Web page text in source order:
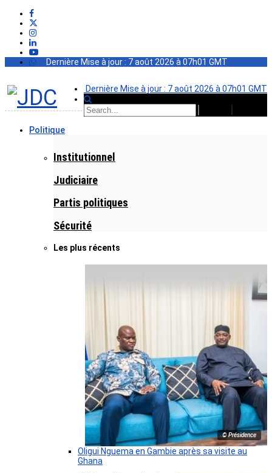
Dernière Mise à jour : 7 août 2026 à 07h01 GMT
Dernière Mise à jour : 7 août 2026 à 07h01 GMT
Politique
Institutionnel
Judiciaire
Partis politiques
Sécurité
Les plus récents
© Présidence
Oligui Nguema en Gambie après sa visite au
Ghana